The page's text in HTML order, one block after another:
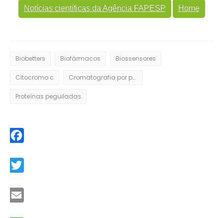
Notícias científicas da Agência FAPESP Home
Biobetters Biofármacos Biossensores
Citocromo c Cromatografia por partição centrífuga
Proteínas peguiladas